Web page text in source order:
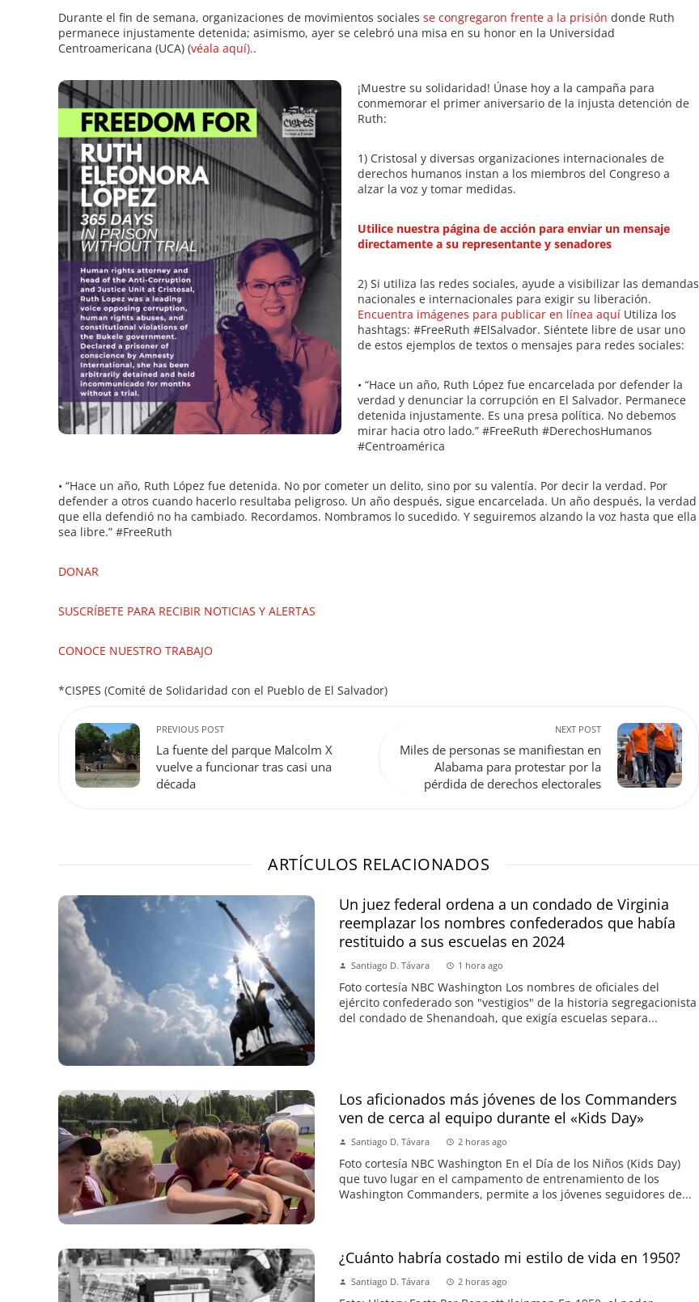
Durante el fin de semana, organizaciones de movimientos sociales se congregaron frente a la prisión donde Ruth
permanece injustamente detenida; asimismo, ayer se celebró una misa en su honor en la Universidad
Centroamericana (UCA) (véala aquí)..
¡Muestre su solidaridad! Únase hoy a la campaña para
conmemorar el primer aniversario de la injusta detención de
Ruth:
1) Cristosal y diversas organizaciones internacionales de
derechos humanos instan a los miembros del Congreso a
alzar la voz y tomar medidas.
Utilice nuestra página de acción para enviar un mensaje
directamente a su representante y senadores
2) Si utiliza las redes sociales, ayude a visibilizar las demandas
nacionales e internacionales para exigir su liberación.
Encuentra imágenes para publicar en línea aquí Utiliza los
hashtags: #FreeRuth #ElSalvador. Siéntete libre de usar uno
de estos ejemplos de textos o mensajes para redes sociales:
• “Hace un año, Ruth López fue encarcelada por defender la
verdad y denunciar la corrupción en El Salvador. Permanece
detenida injustamente. Es una presa política. No debemos
mirar hacia otro lado.” #FreeRuth #DerechosHumanos
#Centroamérica
• “Hace un año, Ruth López fue detenida. No por cometer un delito, sino por su valentía. Por decir la verdad. Por
defender a otros cuando hacerlo resultaba peligroso. Un año después, sigue encarcelada. Un año después, la verdad
que ella defendió no ha cambiado. Recordamos. Nombramos lo sucedido. Y seguiremos alzando la voz hasta que ella
sea libre.” #FreeRuth
DONAR
SUSCRÍBETE PARA RECIBIR NOTICIAS Y ALERTAS
CONOCE NUESTRO TRABAJO
*CISPES (Comité de Solidaridad con el Pueblo de El Salvador)
PREVIOUS POST
La fuente del parque Malcolm X
vuelve a funcionar tras casi una
década
NEXT POST
Miles de personas se manifiestan en
Alabama para protestar por la
pérdida de derechos electorales
ARTÍCULOS RELACIONADOS
Un juez federal ordena a un condado de Virginia
reemplazar los nombres confederados que había
restituido a sus escuelas en 2024
Santiago D. Távara 1 hora ago
Foto cortesía NBC Washington Los nombres de oficiales del
ejército confederado son "vestigios" de la historia segregacionista
del condado de Shenandoah, que exigía escuelas separa...
Los aficionados más jóvenes de los Commanders
ven de cerca al equipo durante el «Kids Day»
Santiago D. Távara 2 horas ago
Foto cortesía NBC Washington En el Día de los Niños (Kids Day)
que tuvo lugar en el campamento de entrenamiento de los
Washington Commanders, permite a los jóvenes seguidores de...
¿Cuánto habría costado mi estilo de vida en 1950?
Santiago D. Távara 2 horas ago